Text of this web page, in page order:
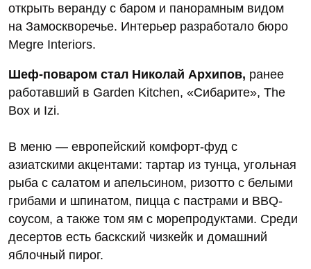
открыть веранду с баром и панорамным видом
на Замоскворечье. Интерьер разработало бюро
Megre Interiors.
Шеф-поваром стал Николай Архипов, ранее
работавший в Garden Kitchen, «Сибарите», The
Box и Izi.
В меню — европейский комфорт-фуд с
азиатскими акцентами: тартар из тунца, угольная
рыба с салатом и апельсином, ризотто с белыми
грибами и шпинатом, пицца с пастрами и BBQ-
соусом, а также том ям с морепродуктами. Среди
десертов есть баскский чизкейк и домашний
яблочный пирог.